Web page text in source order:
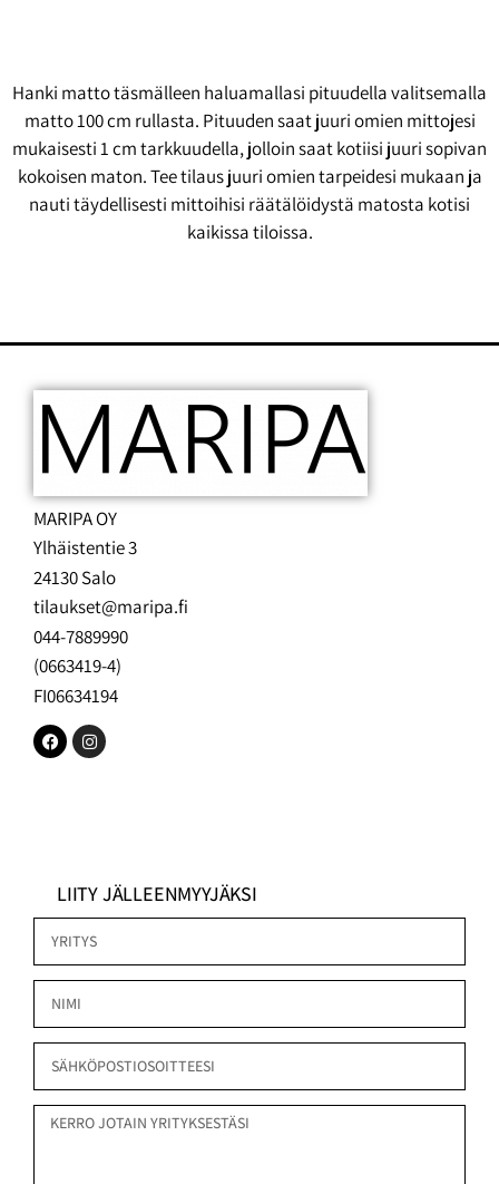
Hanki matto täsmälleen haluamallasi pituudella valitsemalla
matto 100 cm rullasta. Pituuden saat juuri omien mittojesi
mukaisesti 1 cm tarkkuudella, jolloin saat kotiisi juuri sopivan
kokoisen maton. Tee tilaus juuri omien tarpeidesi mukaan ja
nauti täydellisesti mittoihisi räätälöidystä matosta kotisi
kaikissa tiloissa.
MARIPA OY
Ylhäistentie 3
24130 Salo
tilaukset@maripa.fi
044-7889990
(0663419-4)
FI06634194
LIITY JÄLLEENMYYJÄKSI